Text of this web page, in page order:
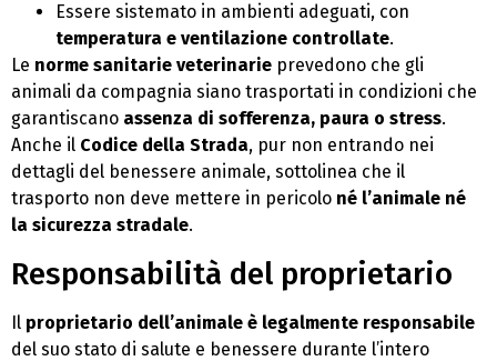
Essere sistemato in ambienti adeguati, con
temperatura e ventilazione controllate.
Le norme sanitarie veterinarie prevedono che gli
animali da compagnia siano trasportati in condizioni che
garantiscano assenza di sofferenza, paura o stress.
Anche il Codice della Strada, pur non entrando nei
dettagli del benessere animale, sottolinea che il
trasporto non deve mettere in pericolo né l’animale né
la sicurezza stradale.
Responsabilità del proprietario
Il proprietario dell’animale è legalmente responsabile
del suo stato di salute e benessere durante l’intero